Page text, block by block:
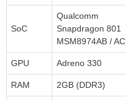
SoC
Qualcomm
Snapdragon 801
MSM8974AB / AC
GPU Adreno 330
RAM 2GB (DDR3)